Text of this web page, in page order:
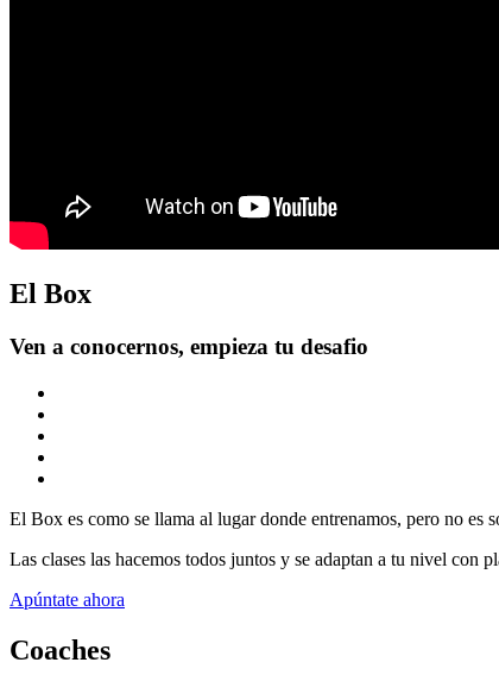
El Box
Ven a conocernos, empieza tu desafio
El Box es como se llama al lugar donde entrenamos, pero no es
Las clases las hacemos todos juntos y se adaptan a tu nivel con
Apúntate ahora
Coaches